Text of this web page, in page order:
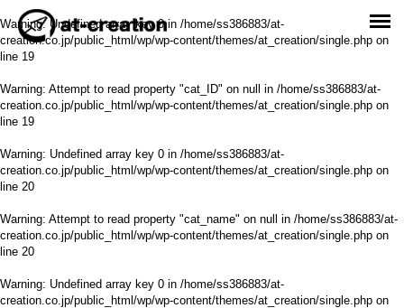
Warning: Undefined array key 0 in /home/ss386883/at-
creation.co.jp/public_html/wp/wp-content/themes/at_creation/single.php on
line 19
Warning: Attempt to read property "cat_ID" on null in /home/ss386883/at-
creation.co.jp/public_html/wp/wp-content/themes/at_creation/single.php on
line 19
Warning: Undefined array key 0 in /home/ss386883/at-
creation.co.jp/public_html/wp/wp-content/themes/at_creation/single.php on
line 20
Warning: Attempt to read property "cat_name" on null in /home/ss386883/at-
creation.co.jp/public_html/wp/wp-content/themes/at_creation/single.php on
line 20
Warning: Undefined array key 0 in /home/ss386883/at-
creation.co.jp/public_html/wp/wp-content/themes/at_creation/single.php on